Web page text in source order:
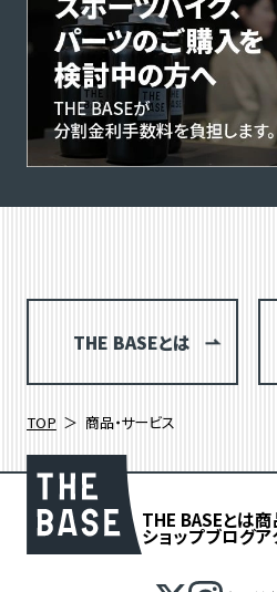
THE BASEとは
TOP 商品・サービス
THE BASEとは商
ショップブログア